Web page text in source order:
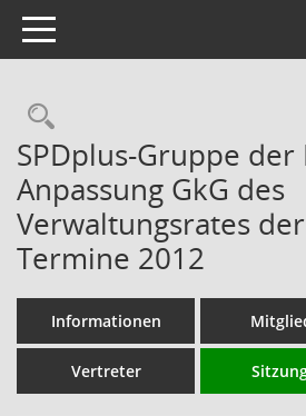
Toggle navigation
Rechercheauswahl
SPDplus-Gruppe
Anpassung GkG des
Verwaltungsrates der
Termine 2012
Informationen
Vertreter